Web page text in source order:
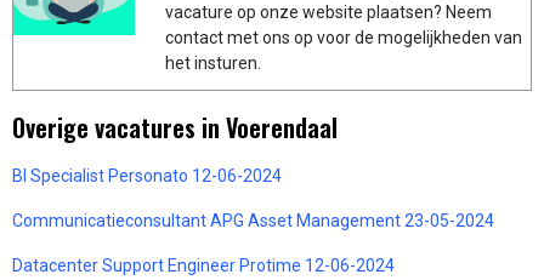
vacature op onze website plaatsen? Neem
contact met ons op voor de mogelijkheden van
het insturen.
Overige vacatures in Voerendaal
BI Specialist Personato 12-06-2024
Communicatieconsultant APG Asset Management 23-05-2024
Datacenter Support Engineer Protime 12-06-2024